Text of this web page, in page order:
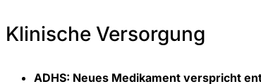
Klinische Versorgung
ADHS: Neues Medikament verspricht